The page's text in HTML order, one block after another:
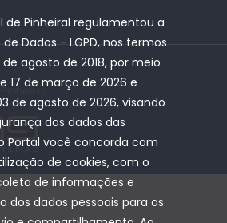
de Pinheiral regulamentou a
Dados - LGPD, nos termos
de agosto de 2018, por meio
17 de março de 2026 e
de agosto de 2026, visando
dos dados das
Portal você concorda com
de cookies, com o
de informações e
dados pessoais para os